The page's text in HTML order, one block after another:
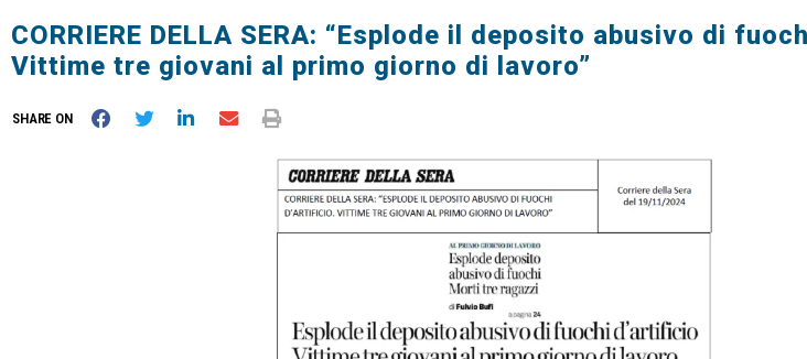
CORRIERE DELLA SERA: “Esplode il deposito abusivo di
Vittime tre giovani al primo giorno di lavoro”
SHARE ON